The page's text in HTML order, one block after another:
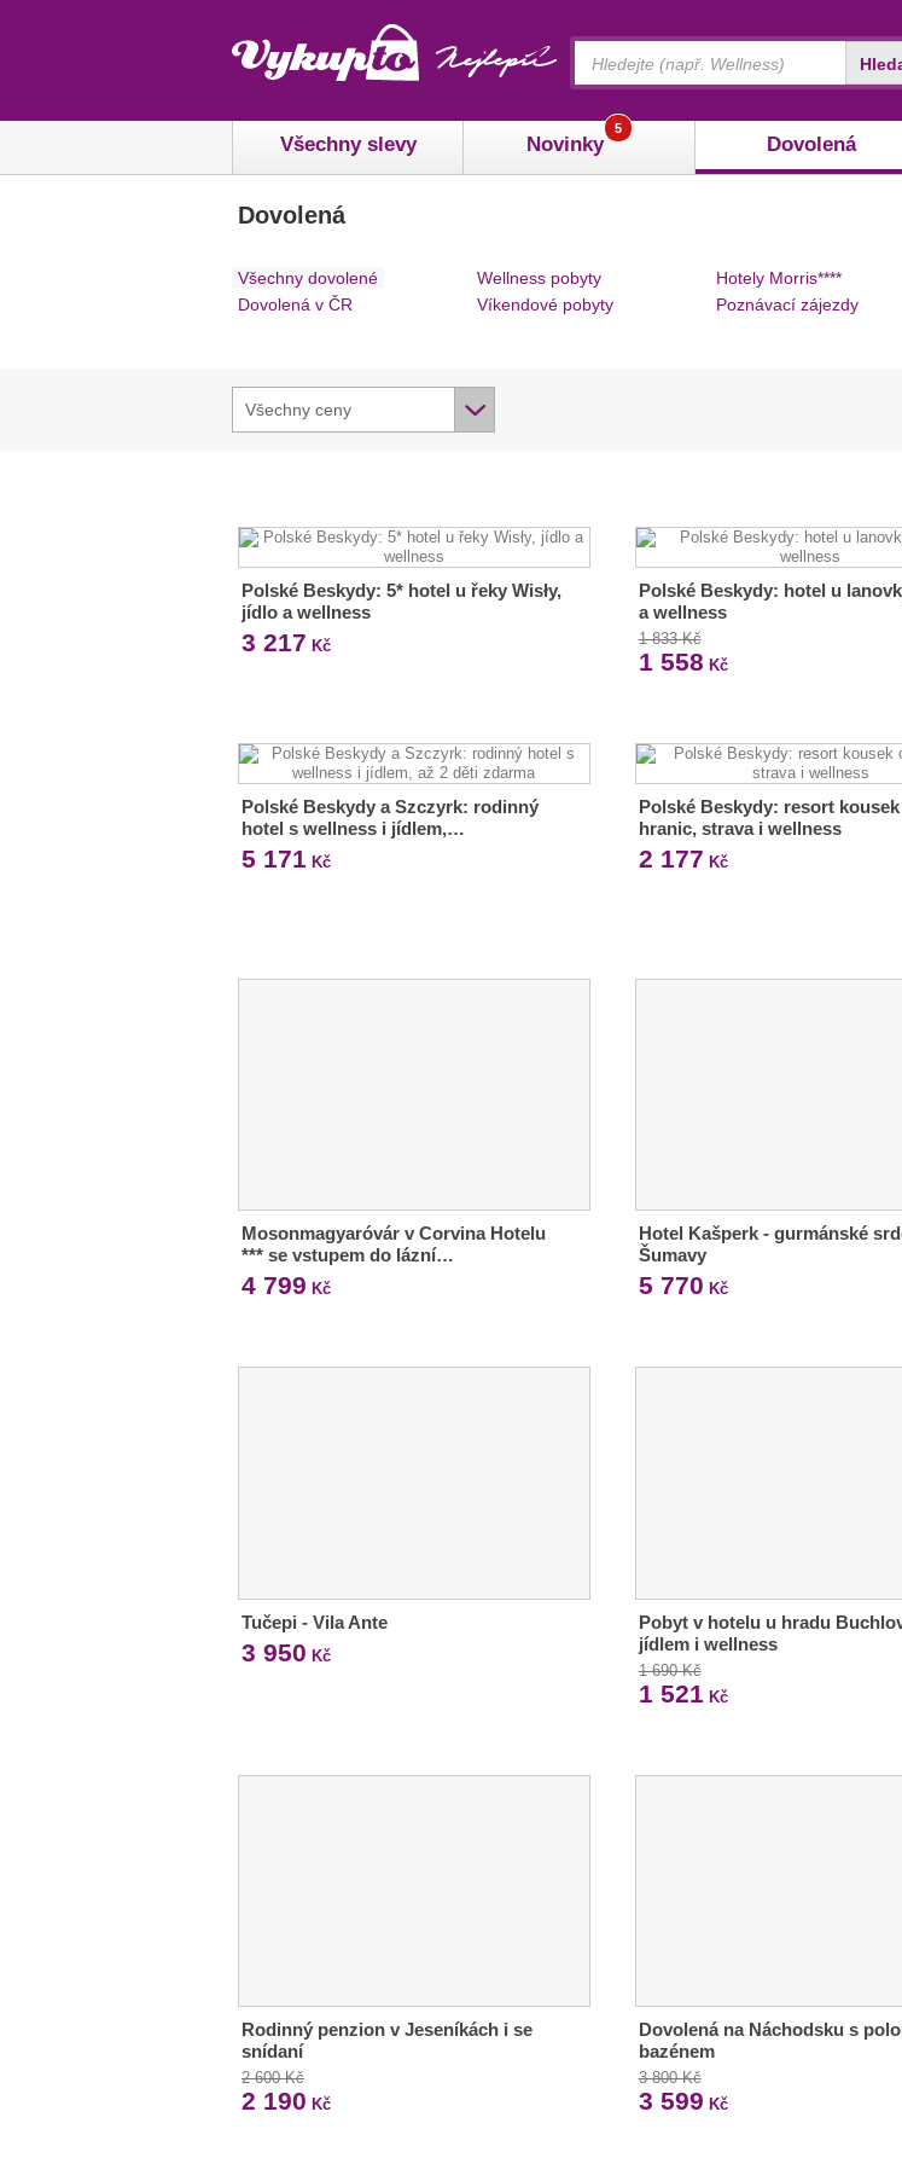
Všechny slevy Novinky
5
Dovolená
Dovolená
Všechny dovolené
Dovolená v ČR
Wellness pobyty
Víkendové pobyty
Hotely Morris****
Poznávací zájezdy
Všechny ceny
Polské Beskydy: 5* hotel u řeky Wisły,
jídlo a wellness
3 217 Kč
Polské Beskydy: hotel u
a wellness
1 833 Kč
1 558 Kč
Polské Beskydy a Szczyrk: rodinný
hotel s wellness i jídlem,…
5 171 Kč
Polské Beskydy: resort
hranic, strava i wellness
2 177 Kč
Mosonmagyaróvár v Corvina Hotelu
*** se vstupem do lázní…
4 799 Kč
Hotel Kašperk - gurmánské
Šumavy
5 770 Kč
Tučepi - Vila Ante
3 950 Kč
Pobyt v hotelu u hradu
jídlem i wellness
1 690 Kč
1 521 Kč
Rodinný penzion v Jeseníkách i se
snídaní
2 600 Kč
2 190 Kč
Dovolená na Náchodsku s
bazénem
3 800 Kč
3 599 Kč